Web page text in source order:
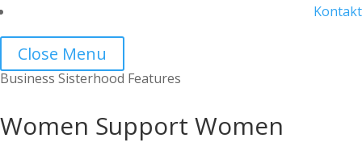
Kontakt
Close Menu
Business Sisterhood Features
Women Support Women